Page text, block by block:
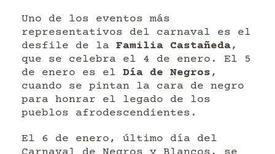
Uno de los eventos más
representativos del carnaval es el
desfile de la Familia Castañeda,
que se celebra el 4 de enero. El 5
de enero es el Día de Negros ,
cuando se pintan la cara de negro
para honrar el legado de los
pueblos afrodescendientes.
El 6 de enero, último día del